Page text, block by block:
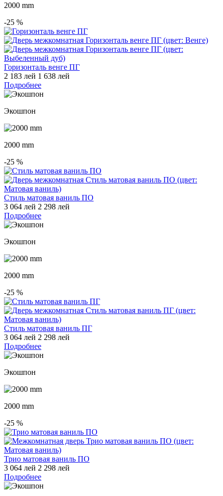
2000 mm
-25 %
Горизонталь венге ПГ
2 183 лей 1 638 лей
Подробнее
Экошпон
2000 mm
-25 %
Стиль матовая ваниль ПО
3 064 лей 2 298 лей
Подробнее
Экошпон
2000 mm
-25 %
Стиль матовая ваниль ПГ
3 064 лей 2 298 лей
Подробнее
Экошпон
2000 mm
-25 %
Трио матовая ваниль ПО
3 064 лей 2 298 лей
Подробнее